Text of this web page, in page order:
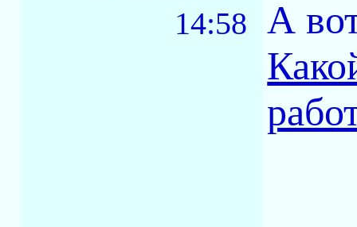
14:58 А